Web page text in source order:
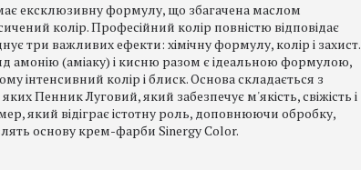
ексклюзивну формулу, що збагачена маслом
колір. Професійний колір повністю відповідає
три важливих ефекти: хімічну формулу, колір і захист.
амонію (аміаку) і кисню разом є ідеальною формулою,
інтенсивний колір і блиск. Основа складається з
Пенник Луговий, який забезпечує м'якість, свіжість і
який відіграє істотну роль, доповнюючи обробку,
основу крем-фарби Sinergy Color.